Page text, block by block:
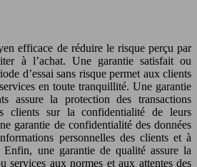
efficace de réduire le risque perçu par
à l’achat. Une garantie satisfait ou
d’essai sans risque permet aux clients
en toute tranquillité. Une garantie
assure la protection des transactions
clients sur la confidentialité de leurs
garantie de confidentialité des données
personnelles des clients et à
une garantie de qualité assure la
services aux normes et aux attentes des